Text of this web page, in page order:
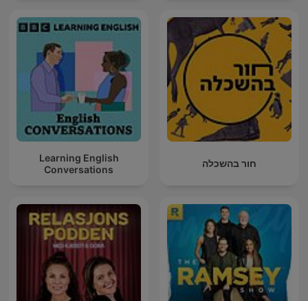
Learning English
Conversations
חור בהשכלה